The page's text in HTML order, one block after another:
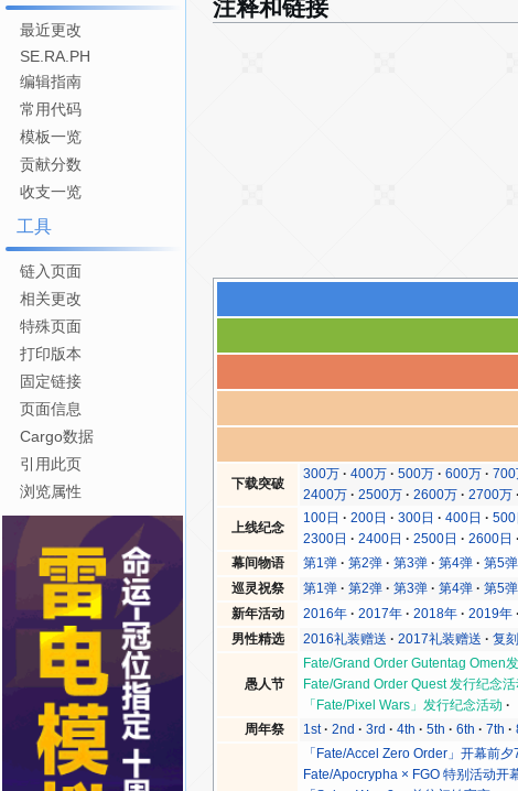
注释和链接
下载突破
300万 400万 500万 600万 700
2400万
2500万 2600万 2700万
上线纪念
100日 200日 300日 400日 500
2300日
2400日 2500日 2600日
幕间物语
第1弹 第2弹 第3弹 第4弹 第5弹
巡灵祝祭
第1弹 第2弹 第3弹 第4弹 第5弹
新年活动
2016年 2017年 2018年 2019年
男性精选
2016礼装赠送 2017礼装赠送 复
愚人节
Fate/Grand Order Gutentag Omen
Fate/Grand Order Quest 发行纪念活
「Fate/Pixel Wars」发行纪念活动
周年祭
1st 2nd 3rd 4th 5th 6th 7th
「Fate/Accel Zero Order」开幕前夕
Fate/Apocrypha × FGO 特别活动开
最近更改
SE.RA.PH
编辑指南
常用代码
模板一览
贡献分数
收支一览
工具
链入页面
相关更改
特殊页面
打印版本
固定链接
页面信息
Cargo数据
引用此页
浏览属性